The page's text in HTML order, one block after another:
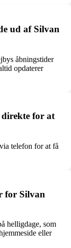
ud af Silvan
åbningstider
opdaterer
for at
telefon for at få
for Silvan
helligdage, som
eller